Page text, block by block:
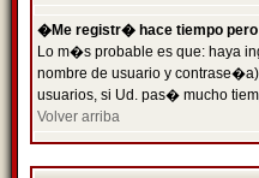
�Me registr� hace tiempo pero
Lo m�s probable es que: haya
nombre de usuario y
usuarios, si Ud. pas� mucho
Volver arriba